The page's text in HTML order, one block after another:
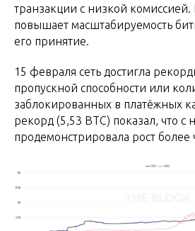
транзакции с низкой
повышает масштабируемость
его принятие.
15 февраля сеть достигла
пропускной способности или
заблокированных в платёжных
рекорд (5,53 BTC) показал, что с
продемонстрировала рост более